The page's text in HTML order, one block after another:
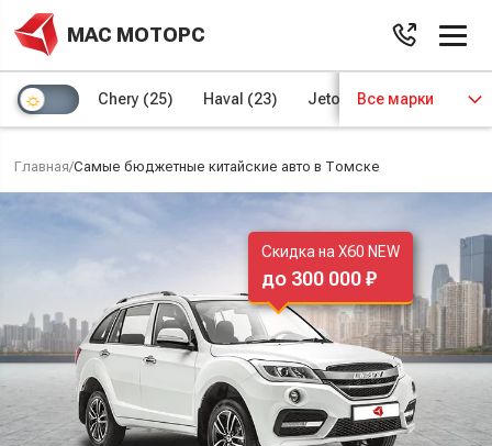
МАС МОТОРС
Chery (25) Haval (23) Jetour (8) Kaiyi (4)
Все марки
Главная/Самые бюджетные китайские авто в Томске
Скидка на X60 NEW
до 300 000 ₽